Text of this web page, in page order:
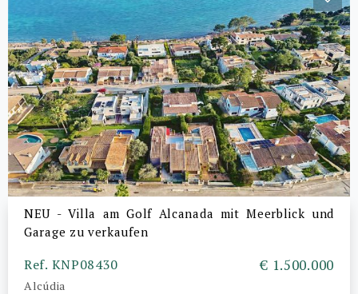
NEU - Villa am Golf Alcanada mit Meerblick und
Garage zu verkaufen
Ref. KNP08430
Alcúdia
€ 1.500.000